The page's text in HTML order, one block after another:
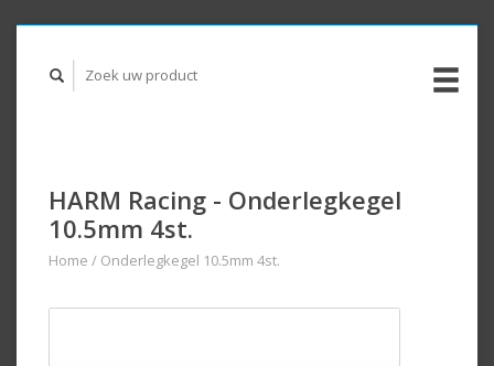
HARM Racing - Onderlegkegel
10.5mm 4st.
Home / Onderlegkegel 10.5mm 4st.